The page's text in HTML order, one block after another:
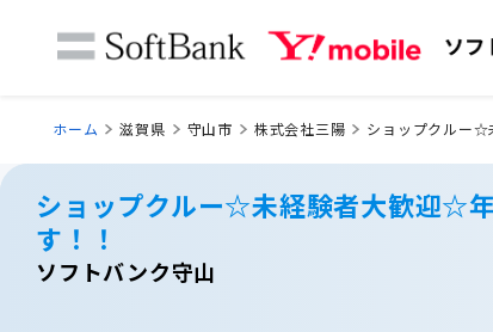
ホーム 滋賀県 守山市 株式会社三陽 ショップクルー☆
ショップクルー☆未経験者大歓迎☆
す！！
ソフトバンク守山